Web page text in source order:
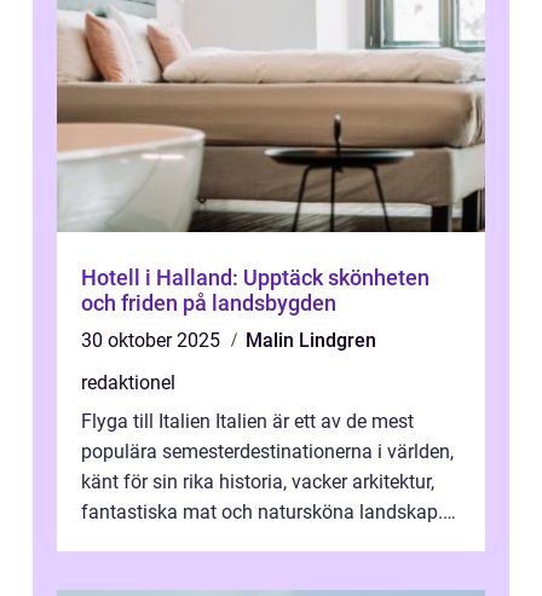
Hotell i Halland: Upptäck skönheten
och friden på landsbygden
30 oktober 2025
Malin Lindgren
redaktionel
Flyga till Italien Italien är ett av de mest
populära semesterdestinationerna i världen,
känt för sin rika historia, vacker arkitektur,
fantastiska mat och natursköna landskap.